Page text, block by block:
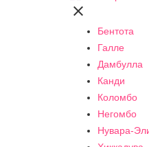

Бентота
Галле
Дамбулла
Канди
Коломбо
Негомбо
Нувара-